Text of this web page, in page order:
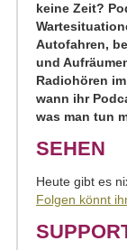
keine Zeit?
Autofahren,
und
Radiohören
wann ihr
was man tun
SEHEN
Heute gibt es
Folgen könnt